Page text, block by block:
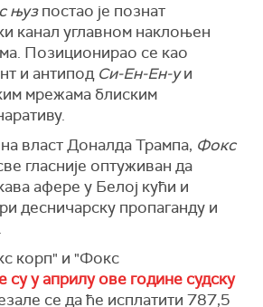
њузпостао је познат
канал углавном наклоњен
Позиционирао се као
и антипод Си-Ен-Ен-уи
мрежама блиским
власт Доналда Трампа, Фокс
гласније оптуживан да
афере у Белој кући и
десничарску пропаганду и
корп" и "Фокс
су у априлу ове године судску
се да ће исплатити 787,5